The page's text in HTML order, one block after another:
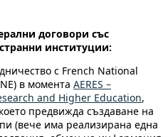
договори със
институции:
с French National
в момента AERES –
and Higher Education,
предвижда създаване на
(вече има реализирана една